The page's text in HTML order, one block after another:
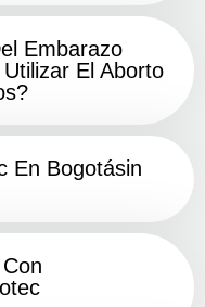
Embarazo
El Aborto
En Bogotásin